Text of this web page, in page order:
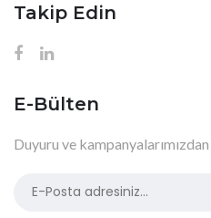
Takip Edin
E-Bülten
Duyuru ve